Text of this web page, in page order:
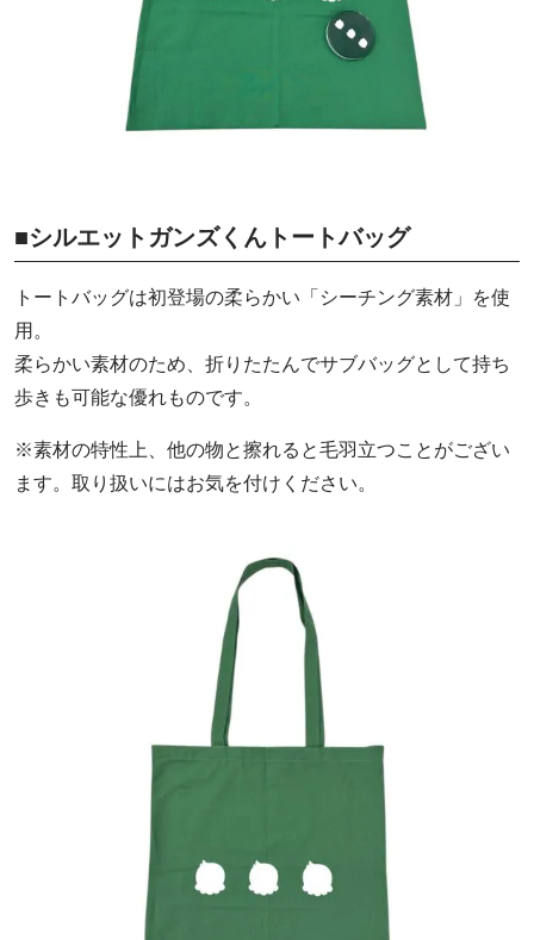
■シルエットガンズくんトートバッグ
トートバッグは初登場の柔らかい「シーチング素材」を使
用。
柔らかい素材のため、折りたたんでサブバッグとして持ち
歩きも可能な優れものです。
※素材の特性上、他の物と擦れると毛羽立つことがござい
ます。取り扱いにはお気を付けください。